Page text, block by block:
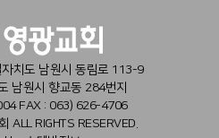
치도 남원시 동림로 113-9
남원시 향교동 284번지
FAX : 063) 626-4706
RIGHTS RESERVED.